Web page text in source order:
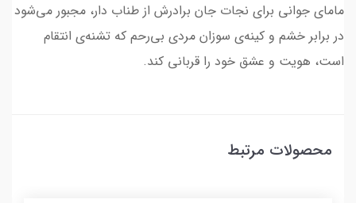
مامای جوانی برای نجات جان برادرش از طناب دار، مجبور می‌شود
در برابر خشم و کینه‌ی سوزان مردی بی‌رحم که تشنه‌ی انتقام
است، هویت و عشق خود را قربانی کند.
محصولات مرتبط